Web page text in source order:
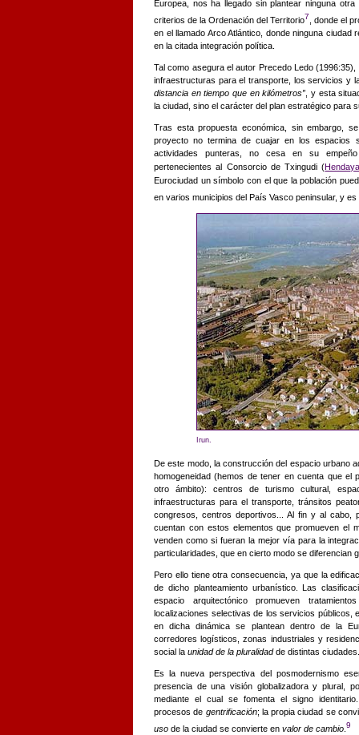
Europea, nos ha llegado sin plantear ninguna
criterios de la Ordenación del Territorio7
, donde el
en el llamado Arco Atlántico, donde ninguna
en la citada integración política.
Tal como asegura el autor Precedo Ledo
infraestructuras para el transporte, los servicios y
distancia en tiempo que en kilómetros” , y esta
la ciudad, sino el carácter del plan estratégico para
Tras esta propuesta económica, sin embargo,
proyecto no termina de cuajar en los espacios
actividades punteras, no cesa en su
pertenecientes al Consorcio de Txingudi (
Eurociudad un símbolo con el que la población
en varios municipios del País Vasco peninsular, y
Irun.
De este modo, la construcción del espacio urbano
homogeneidad (hemos de tener en cuenta que el
otro ámbito): centros de turismo cultural,
infraestructuras para el transporte, tránsitos
congresos, centros deportivos... Al fin y al cabo,
cuentan con estos elementos que promueven el
venden como si fueran la mejor vía para la
particularidades, que en cierto modo se diferencian
Pero ello tiene otra consecuencia, ya que la
de dicho planteamiento urbanístico. Las
espacio arquitectónico promueven
localizaciones selectivas de los servicios públicos,
en dicha dinámica se plantean dentro de la
corredores logísticos, zonas industriales y
social la unidad de la pluralidadde distintas ciudades.
Es la nueva perspectiva del posmodernismo
presencia de una visión globalizadora y plural,
mediante el cual se fomenta el signo
procesos de gentrificación; la propia ciudad se
uso de la ciudad se convierte en valor de cambio 9